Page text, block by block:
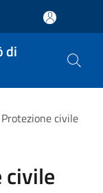
di
civile
civile